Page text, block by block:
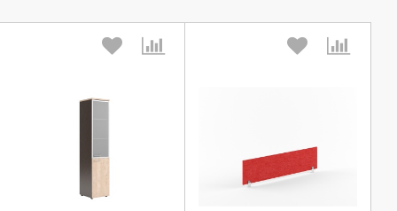
Выберите количество: